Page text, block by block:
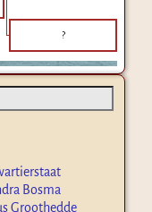
?
Bosma
Groothedde